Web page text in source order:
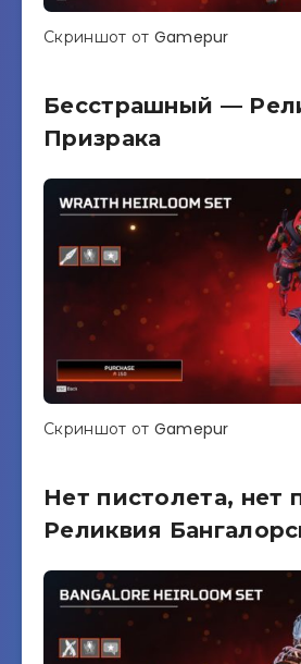
Скриншот от Gamepur
Бесстрашный —
Призрака
Скриншот от Gamepur
Нет пистолета, нет
Реликвия